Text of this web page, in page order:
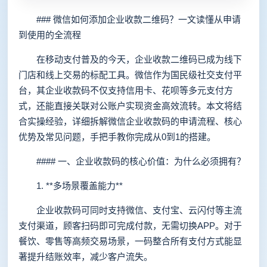
### 微信如何添加企业收款二维码？一文读懂从申请
到使用的全流程
在移动支付普及的今天，企业收款二维码已成为线下
门店和线上交易的标配工具。微信作为国民级社交支付平
台，其企业收款码不仅支持信用卡、花呗等多元支付方
式，还能直接关联对公账户实现资金高效流转。本文将结
合实操经验，详细拆解微信企业收款码的申请流程、核心
优势及常见问题，手把手教你完成从0到1的搭建。
#### 一、企业收款码的核心价值：为什么必须拥有？
1. **多场景覆盖能力**
企业收款码可同时支持微信、支付宝、云闪付等主流
支付渠道，顾客扫码即可完成付款，无需切换APP。对于
餐饮、零售等高频交易场景，一码整合所有支付方式能显
著提升结账效率，减少客户流失。